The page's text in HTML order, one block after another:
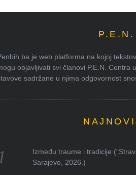
P.E.N.
je web platforma na kojoj
objavljivati svi članovi P.E.N. Centra
sadržane u njima odgovornost
Između traume i tradicije
Sarajevo, 2026.)